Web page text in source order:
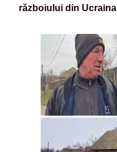
războiului din Ucraina